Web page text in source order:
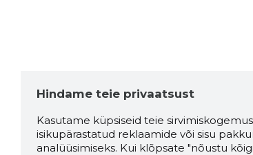
Greg
Старое здание, однако
Hindame teie privaatsust
Kasutame küpsiseid teie
isikupärastatud reklaamide või sisu
analüüsimiseks. Kui klõpsate "nõustu